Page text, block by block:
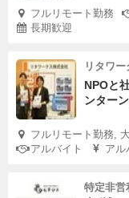
フルリモート勤務
長期歓迎
リタワ
NPOと
ンター
フルリモート勤務,
アルバイト
アル
特定非営